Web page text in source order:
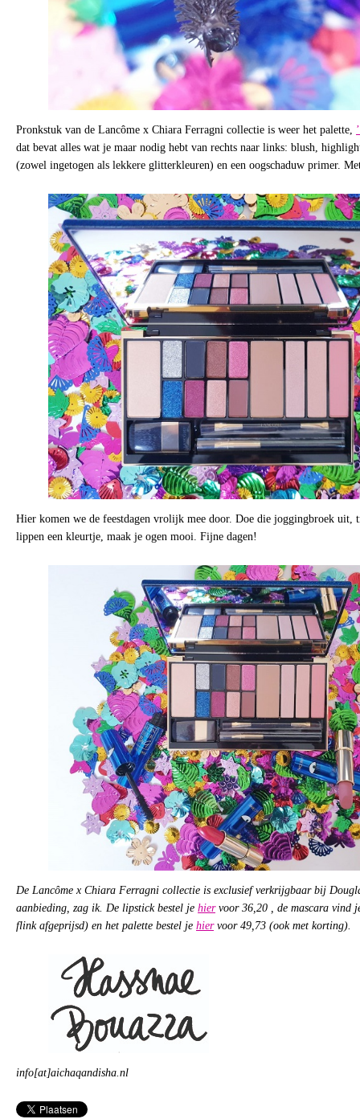
Pronkstuk van de Lancôme x Chiara Ferragni collectie is weer het palette,
dat bevat alles wat je maar nodig hebt van rechts naar links: blush,
(zowel ingetogen als lekkere glitterkleuren) en een oogschaduw primer.
Hier komen we de feestdagen vrolijk mee door. Doe die joggingbroek uit,
lippen een kleurtje, maak je ogen mooi. Fijne dagen!
De Lancôme x Chiara Ferragni collectie is exclusief verkrijgbaar bij
aanbieding, zag ik. De lipstick bestel je hiervoor 36,20 , de mascara vind
flink afgeprijsd) en het palette bestel je hiervoor 49,73 (ook met korting).
info[at]aichaqandisha.nl